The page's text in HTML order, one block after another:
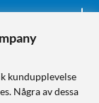
kundupplevelse
Några av dessa